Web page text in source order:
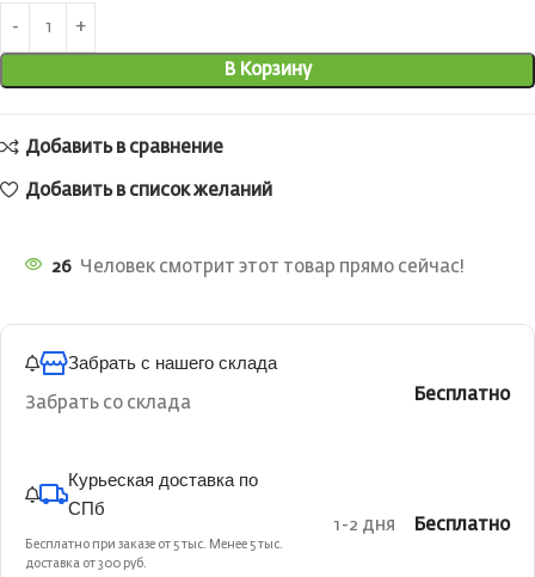
В Корзину
Добавить в сравнение
Добавить в список желаний
26 Человек смотрит этот товар прямо сейчас!
Забрать с нашего склада
Забрать со склада Бесплатно
Курьеская доставка по
СПб
Бесплатно при заказе от 5 тыс. Менее 5 тыс.
доставка от 300 руб.
1-2 дня Бесплатно